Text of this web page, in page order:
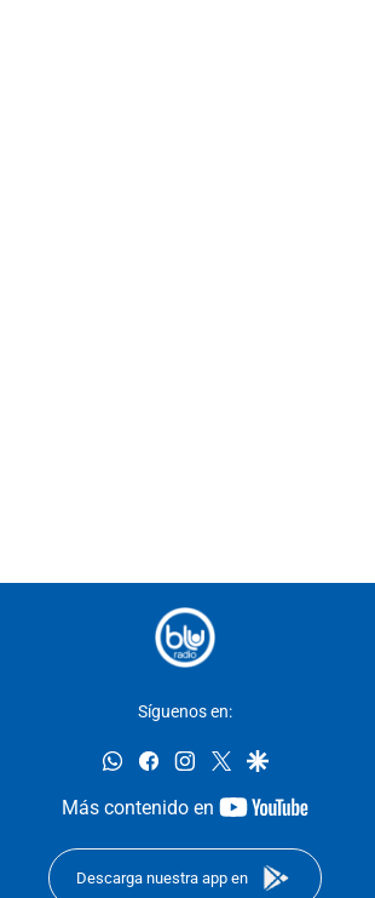
Síguenos en:
whatsappfacebookinstagram
twittergoogle
Más contenido en
youtube-
Descarga nuestra app en